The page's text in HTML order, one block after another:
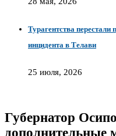
Турагентства перестали
инцидента в Телави
25 июля, 2026
Губернатор
дополнительные